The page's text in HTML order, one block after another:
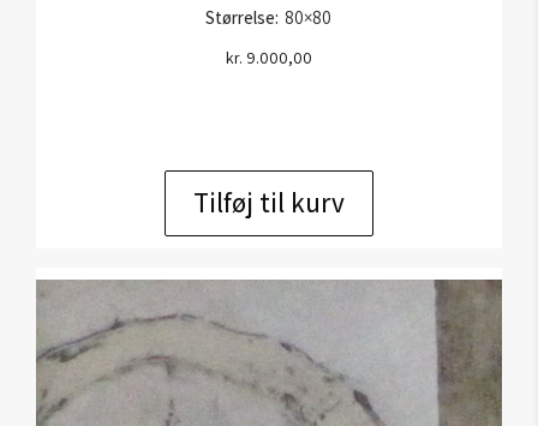
Størrelse: 80×80
kr. 9.000,00
Tilføj til kurv